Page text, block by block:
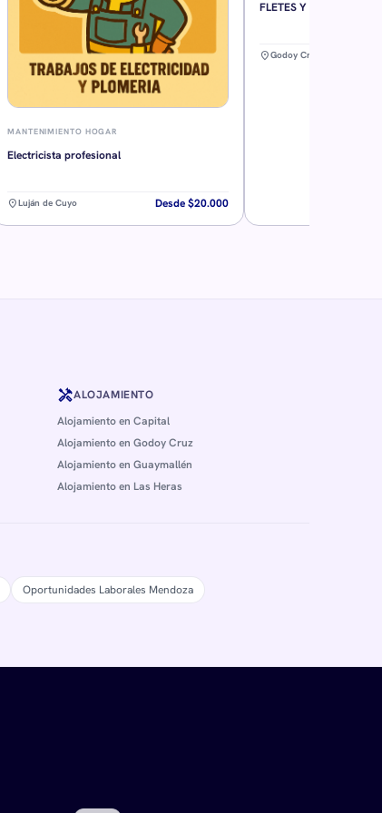
MANTENIMIENTO HOGAR
Electricista profesional
location_onLuján de Cuyo Desde $20.000
FLETES Y MUDANZAS -
location_onGodoy Cruz
handymanALOJAMIENTO
Alojamiento en Capital
Alojamiento en Godoy Cruz
Alojamiento en Guaymallén
Alojamiento en Las Heras
Oportunidades Laborales Mendoza